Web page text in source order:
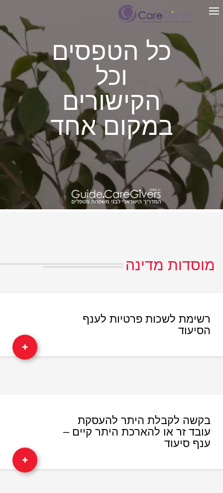
כל הטפסים
וכל
הקישורים
במקום אחד
|
מוסדות מדינה
רשימת לשכות פרטיות לענף
הסיעוד
בקשה לקבלת היתר להעסקת
עובד זר או להארכת היתר קיים –
ענף סיעוד